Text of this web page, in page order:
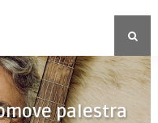
palestra